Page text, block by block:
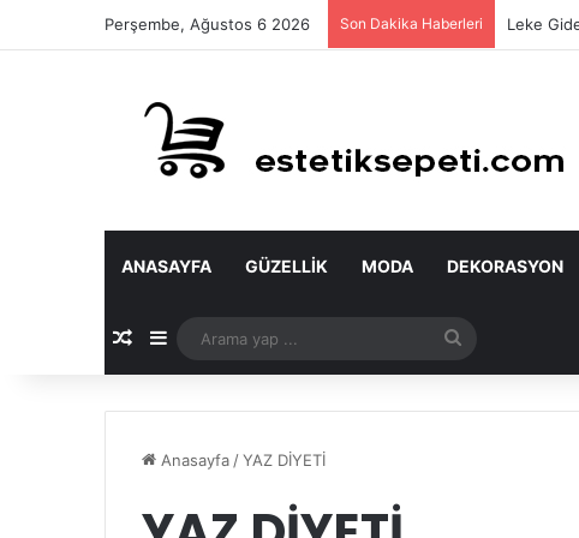
Perşembe, Ağustos 6 2026 Son Dakika Haberleri Leke
ANASAYFA GÜZELLIK MODA DEKORASYON
Rastgele Makale
Kenar Bölmesi
yap
Anasayfa /YAZ DİYETİ